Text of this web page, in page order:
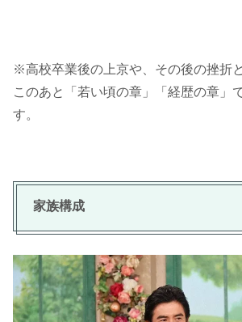
※高校卒業後の上京や、その後の挫折
このあと「若い頃の章」「経歴の章」
す。
家族構成